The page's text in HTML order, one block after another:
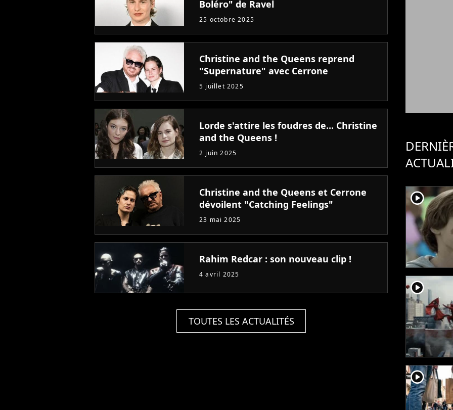
Boléro" de Ravel
25 octobre 2025
Christine and the Queens reprend
"Supernature" avec Cerrone
5 juillet 2025
Lorde s'attire les foudres de... Christine
and the Queens !
2 juin 2025
Christine and the Queens et Cerrone
dévoilent "Catching Feelings"
23 mai 2025
Rahim Redcar : son nouveau clip !
4 avril 2025
TOUTES LES ACTUALITÉS
player2
player2
player2